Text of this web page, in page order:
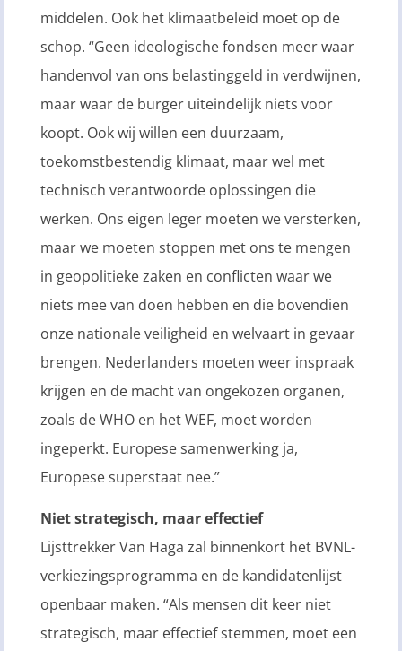
middelen. Ook het klimaatbeleid moet op de
schop. “Geen ideologische fondsen meer waar
handenvol van ons belastinggeld in verdwijnen,
maar waar de burger uiteindelijk niets voor
koopt. Ook wij willen een duurzaam,
toekomstbestendig klimaat, maar wel met
technisch verantwoorde oplossingen die
werken. Ons eigen leger moeten we versterken,
maar we moeten stoppen met ons te mengen
in geopolitieke zaken en conflicten waar we
niets mee van doen hebben en die bovendien
onze nationale veiligheid en welvaart in gevaar
brengen. Nederlanders moeten weer inspraak
krijgen en de macht van ongekozen organen,
zoals de WHO en het WEF, moet worden
ingeperkt. Europese samenwerking ja,
Europese superstaat nee.”
Niet strategisch, maar effectief
Lijsttrekker Van Haga zal binnenkort het BVNL-
verkiezingsprogramma en de kandidatenlijst
openbaar maken. “Als mensen dit keer niet
strategisch, maar effectief stemmen, moet een